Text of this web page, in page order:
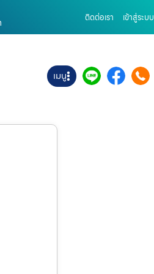
ติดต่อเรา เข้าสู่ระบบ
เมนู